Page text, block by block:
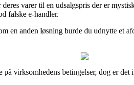
varer til en udsalgspris der er
falske e-handler.
en anden løsning burde du udnytte
virksomhedens betingelser, dog er